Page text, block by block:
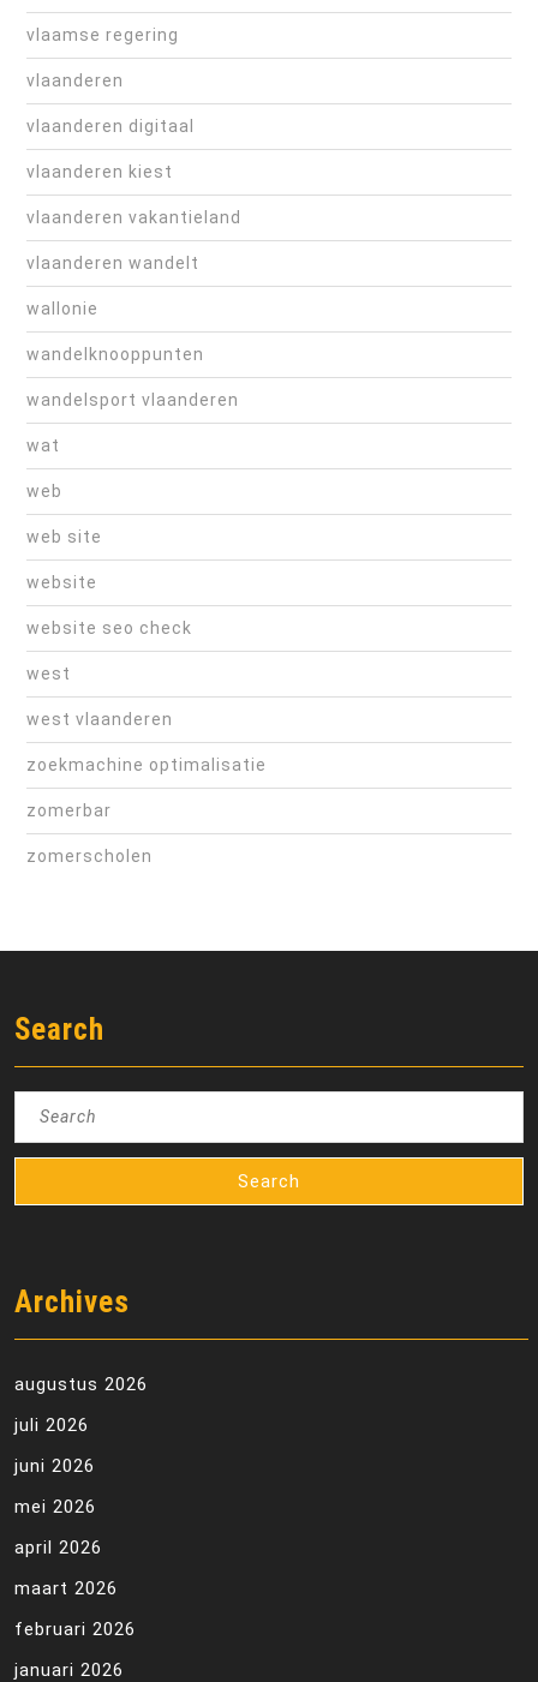
vlaamse regering
vlaanderen
vlaanderen digitaal
vlaanderen kiest
vlaanderen vakantieland
vlaanderen wandelt
wallonie
wandelknooppunten
wandelsport vlaanderen
wat
web
web site
website
website seo check
west
west vlaanderen
zoekmachine optimalisatie
zomerbar
zomerscholen
Search
Search
Archives
augustus 2026
juli 2026
juni 2026
mei 2026
april 2026
maart 2026
februari 2026
januari 2026